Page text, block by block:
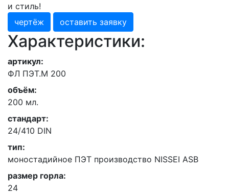
и стиль!
чертёж
оставить заявку
Характеристики:
артикул:
ФЛ ПЭТ.М 200
объём:
200 мл.
стандарт:
24/410 DIN
тип:
моностадийное ПЭТ производство NISSEI ASB
размер горла:
24